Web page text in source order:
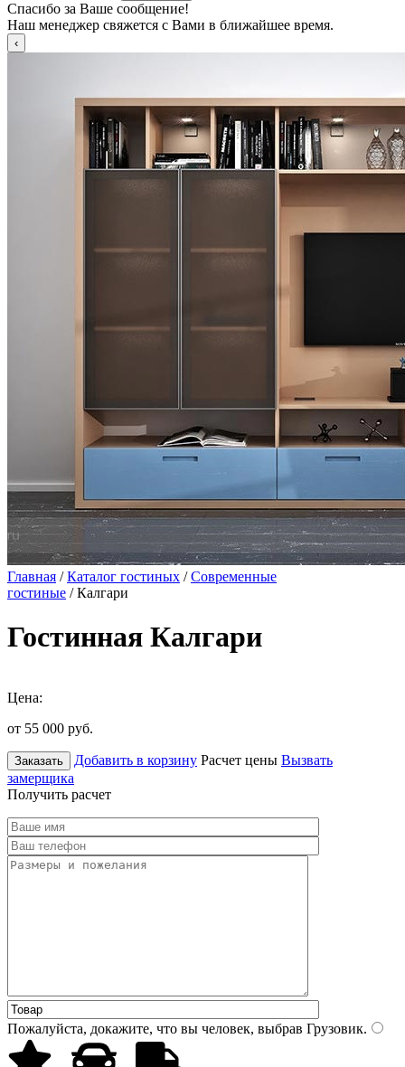
Спасибо за Ваше сообщение!
Наш менеджер свяжется с Вами в ближайшее время.
Главная /Каталог гостиных /Современные
гостиные / Калгари
Гостинная Калгари
Цена:
от 55 000 руб.
Заказать Добавить в корзину Расчет цены Вызвать
замерщика
Получить расчет
Пожалуйста, докажите, что вы человек, выбрав Грузовик.